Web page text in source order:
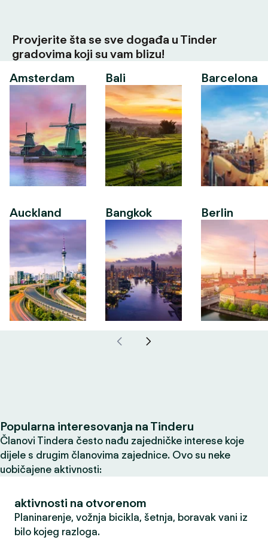
Provjerite šta se sve događa u Tinder
gradovima koji su vam blizu!
Amsterdam
Auckland
Bali
Bangkok
Barcelona
Berlin
Popularna interesovanja na Tinderu
Članovi Tindera često nađu zajedničke interese koje
dijele s drugim članovima zajednice. Ovo su neke
uobičajene aktivnosti:
aktivnosti na otvorenom
Planinarenje, vožnja bicikla, šetnja, boravak vani iz
bilo kojeg razloga.